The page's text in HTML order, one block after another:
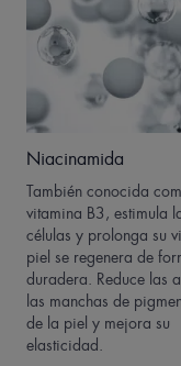
Niacinamida
También conocida
vitamina B3, estimula
células y prolonga su
piel se regenera de
duradera. Reduce las
las manchas de
de la piel y mejora su
elasticidad.